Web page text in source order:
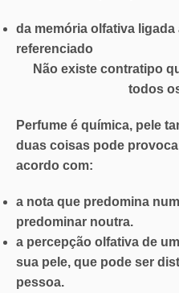
da memória olfativa
referenciado
Não existe contratipo
todos
Perfume é química, pele
duas coisas pode
acordo com:
a nota que predomina
predominar noutra.
a percepção olfativa de
sua pele, que pode ser
pessoa.